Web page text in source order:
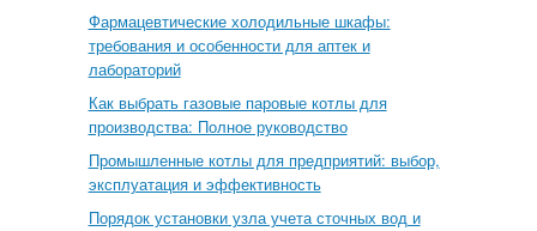
Фармацевтические холодильные шкафы:
требования и особенности для аптек и
лабораторий
Как выбрать газовые паровые котлы для
производства: Полное руководство
Промышленные котлы для предприятий: выбор,
эксплуатация и эффективность
Порядок установки узла учета сточных вод и